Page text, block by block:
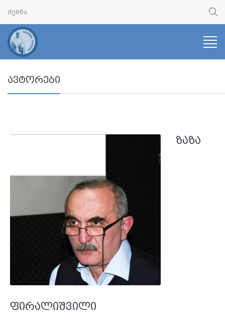
ავტორები
ზაზა
ფირალიშვილი